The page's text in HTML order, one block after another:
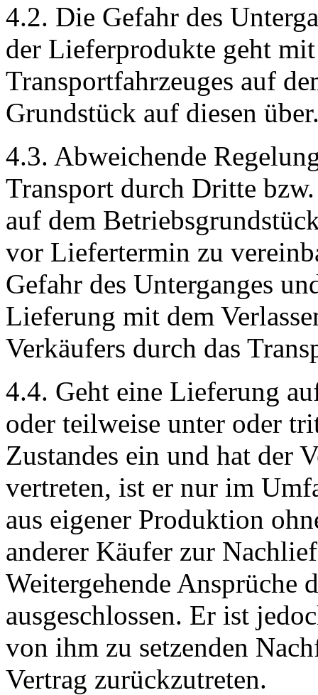
4.2. Die Gefahr des
der Lieferprodukte geht
Transportfahrzeuges auf
Grundstück auf diesen
4.3. Abweichende
Transport durch Dritte
auf dem
vor Liefertermin zu
Gefahr des Unterganges
Lieferung mit dem
Verkäufers durch das
4.4. Geht eine Lieferung
oder teilweise unter oder
Zustandes ein und hat der
vertreten, ist er nur im
aus eigener Produktion
anderer Käufer zur
Weitergehende Ansprüche
ausgeschlossen. Er ist
von ihm zu setzenden
Vertrag zurückzutreten.